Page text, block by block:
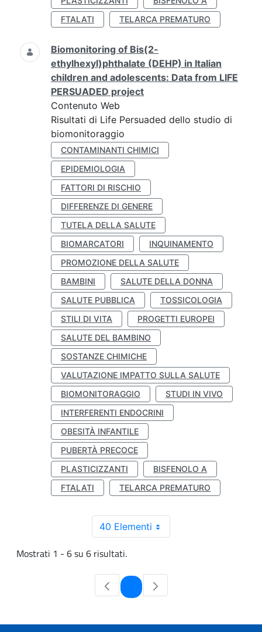
FTALATI
TELARCA PREMATURO
Biomonitoring of Bis(2-
ethylhexyl)phthalate (DEHP) in Italian
children and adolescents: Data from LIFE
PERSUADED project
Contenuto Web
Risultati di Life Persuaded dello studio di
biomonitoraggio
CONTAMINANTI CHIMICI
EPIDEMIOLOGIA
FATTORI DI RISCHIO
DIFFERENZE DI GENERE
TUTELA DELLA SALUTE
BIOMARCATORI
INQUINAMENTO
PROMOZIONE DELLA SALUTE
BAMBINI
SALUTE DELLA DONNA
SALUTE PUBBLICA
TOSSICOLOGIA
STILI DI VITA
PROGETTI EUROPEI
SALUTE DEL BAMBINO
SOSTANZE CHIMICHE
VALUTAZIONE IMPATTO SULLA SALUTE
BIOMONITORAGGIO
STUDI IN VIVO
INTERFERENTI ENDOCRINI
OBESITÀ INFANTILE
PUBERTÀ PRECOCE
PLASTICIZZANTI
BISFENOLO A
FTALATI
TELARCA PREMATURO
40 Elementi
Mostrati 1 - 6 su 6 risultati.
Pagina